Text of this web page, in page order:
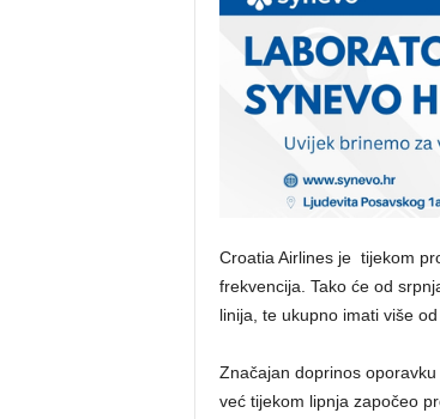
Croatia Airlines je tijekom
frekvencija. Tako će od
linija, te ukupno imati više
Značajan doprinos
već tijekom lipnja započeo